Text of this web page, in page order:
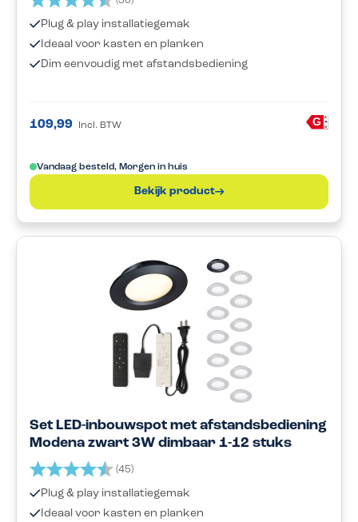
Plug & play installatiegemak
Ideaal voor kasten en planken
Dim eenvoudig met afstandsbediening
109,99 Incl. BTW G A
G
Vandaag besteld, Morgen in huis
Bekijk product
Set LED-inbouwspot met afstandsbediening
Modena zwart 3W dimbaar 1-12 stuks
Beoordeling: (45)
Plug & play installatiegemak
Ideaal voor kasten en planken